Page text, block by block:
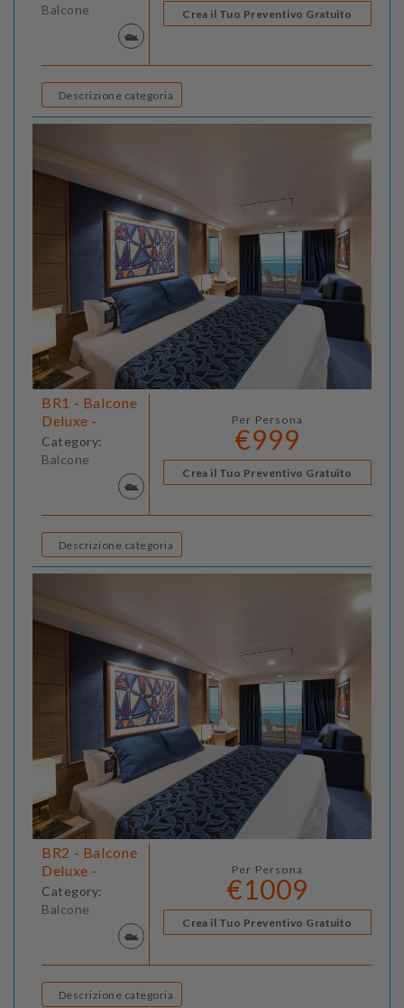
Balcone
Crea il Tuo Preventivo Gratuito
Descrizione categoria
BR1 - Balcone
Deluxe -
Category:
Balcone
Per Persona
€999
Crea il Tuo Preventivo Gratuito
Descrizione categoria
BR2 - Balcone
Deluxe -
Category:
Balcone
Per Persona
€1009
Crea il Tuo Preventivo Gratuito
Descrizione categoria